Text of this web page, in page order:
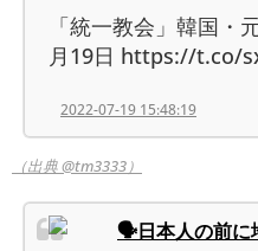
「統一教会」韓国・
月19日 https://t.co/
2022-07-19 15:48:19
（出典 @tm3333）
🗣日本人の前に